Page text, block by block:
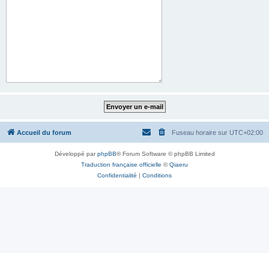
Accueil du forum Fuseau horaire sur UTC+02:00
Développé parphpBB® Forum Software © phpBB Limited
Traduction française officielle ©Qiaeru
Confidentialité | Conditions